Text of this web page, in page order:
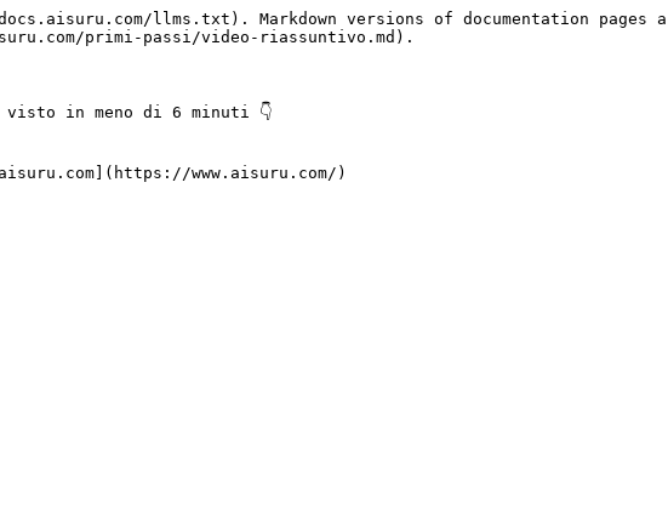
llms.txt). Markdown versions of documentation pages
primi-passi/video-riassuntivo.md).
in meno di 6 minuti 👇
www.aisuru.com/)